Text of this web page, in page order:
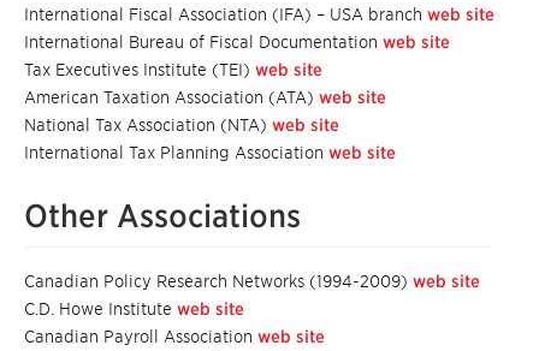
International Fiscal Association (IFA) – USA branch web site
International Bureau of Fiscal Documentation web site
Tax Executives Institute (TEI) web site
American Taxation Association (ATA) web site
National Tax Association (NTA) web site
International Tax Planning Association web site
Other Associations
Canadian Policy Research Networks (1994-2009) web site
C.D. Howe Institute web site
Canadian Payroll Association web site